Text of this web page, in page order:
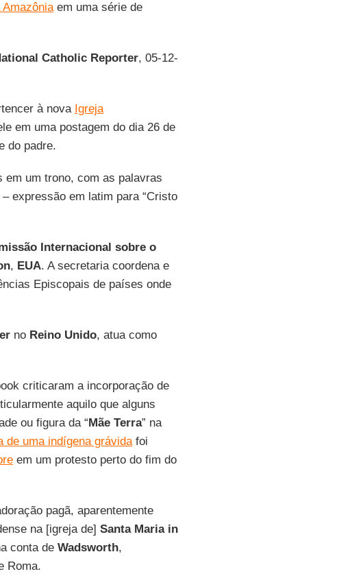
em uma série de
Catholic Reporter, 05-12-
à nova Igreja
em uma postagem do dia 26 de
do padre.
em um trono, com as palavras
expressão em latim para “Cristo
Internacional sobre o
, EUA. A secretaria coordena e
Episcopais de países onde
no Reino Unido, atua como
criticaram a incorporação de
aquilo que alguns
ou figura da “Mãe Terra” na
de uma indígena grávidafoi
em um protesto perto do fim do
pagã, aparentemente
na [igreja de] Santa Maria in
conta de Wadsworth,
Roma.